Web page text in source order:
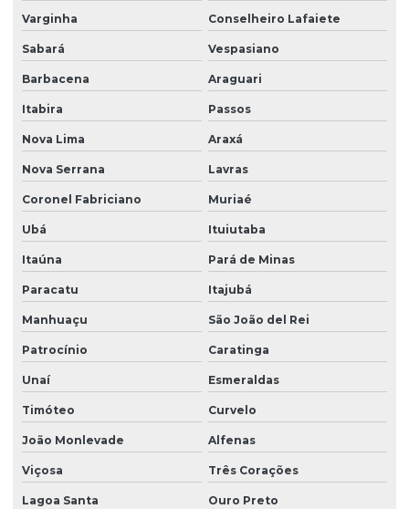
Painel elétrico para talha
Peças para ponte rolante
Peças para ponte rolante swf
Peças para pontes rolantes de qualquer marca
Peças de reposição para pontes rolantes
Peças sobressalentes multimarcas
Peças sobressalentes para pontes rolantes
Peças para talha elétrica
Ponte rolante fabricante
Pontes rolante swf
Pontes rolante e talhas para ambientes perigosos
Projetos especiais em pontes rolantes
Projetos especiais em talhas elétricas
Radio controle para ponte rolante
Varginha Conselheiro Lafaiete
Sabará Vespasiano
Barbacena Araguari
Itabira Passos
Nova Lima Araxá
Nova Serrana Lavras
Coronel Fabriciano Muriaé
Ubá Ituiutaba
Itaúna Pará de Minas
Paracatu Itajubá
Manhuaçu São João del Rei
Patrocínio Caratinga
Unaí Esmeraldas
Timóteo Curvelo
João Monlevade Alfenas
Viçosa Três Corações
Lagoa Santa Ouro Preto